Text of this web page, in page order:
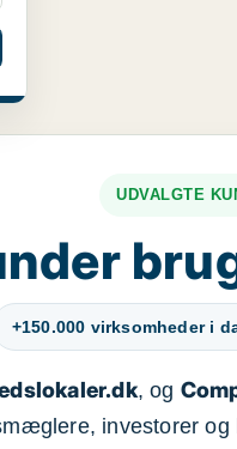
UDVALGTE
+150.000 virksomheder i
, og
investorer